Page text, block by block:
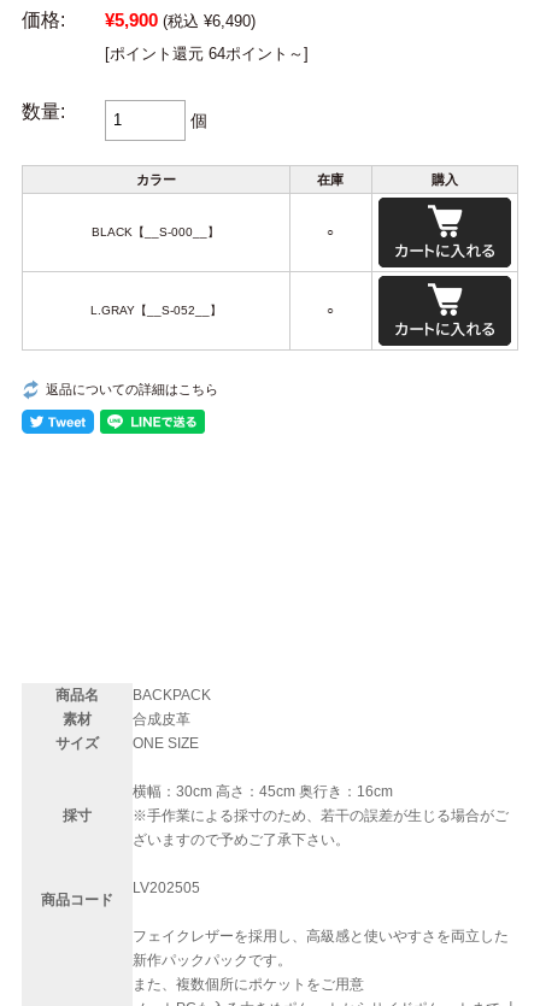
価格: ¥5,900 (税込 ¥6,490)
[ポイント還元 64ポイント～]
数量: 個
カラー 在庫 購入
BLACK【__S-000__】 ○
L.GRAY【__S-052__】 ○
返品についての詳細はこちら
商品名
BACKPACK
素材
合成皮革
サイズ
ONE SIZE
採寸
横幅：30cm 高さ：45cm 奥行き：16cm
※手作業による採寸のため、若干の誤差が生じる場合がご
ざいますので予めご了承下さい。
商品コード
LV202505
フェイクレザーを採用し、高級感と使いやすさを両立した
新作パックパックです。
また、複数個所にポケットをご用意